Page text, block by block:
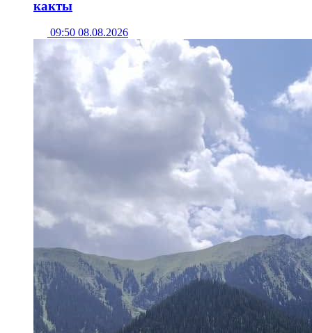
какты
09:50 08.08.2026